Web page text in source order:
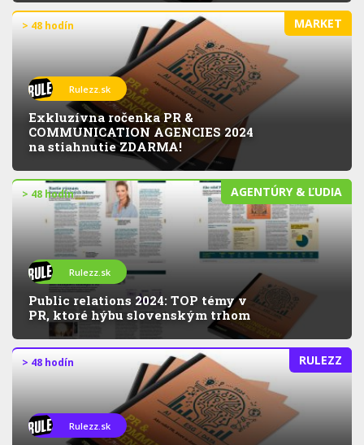
MARKET
> 48 hodín
Rulezz.sk
Exkluzívna ročenka PR &
COMMUNICATION AGENCIES 2024
na stiahnutie ZDARMA!
AGENTÚRY & ĽUDIA
> 48 hodín
Rulezz.sk
Public relations 2024: TOP témy v
PR, ktoré hýbu slovenským trhom
RULEZZ
> 48 hodín
Rulezz.sk